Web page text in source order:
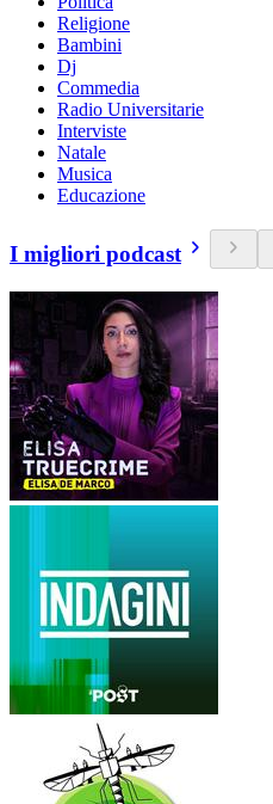
Religione
Bambini
Dj
Commedia
Radio Universitarie
Interviste
Natale
Musica
Educazione
I migliori podcast